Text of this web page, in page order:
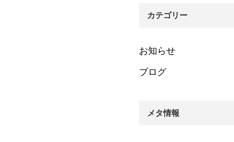
カテゴリー
お知らせ
ブログ
メタ情報